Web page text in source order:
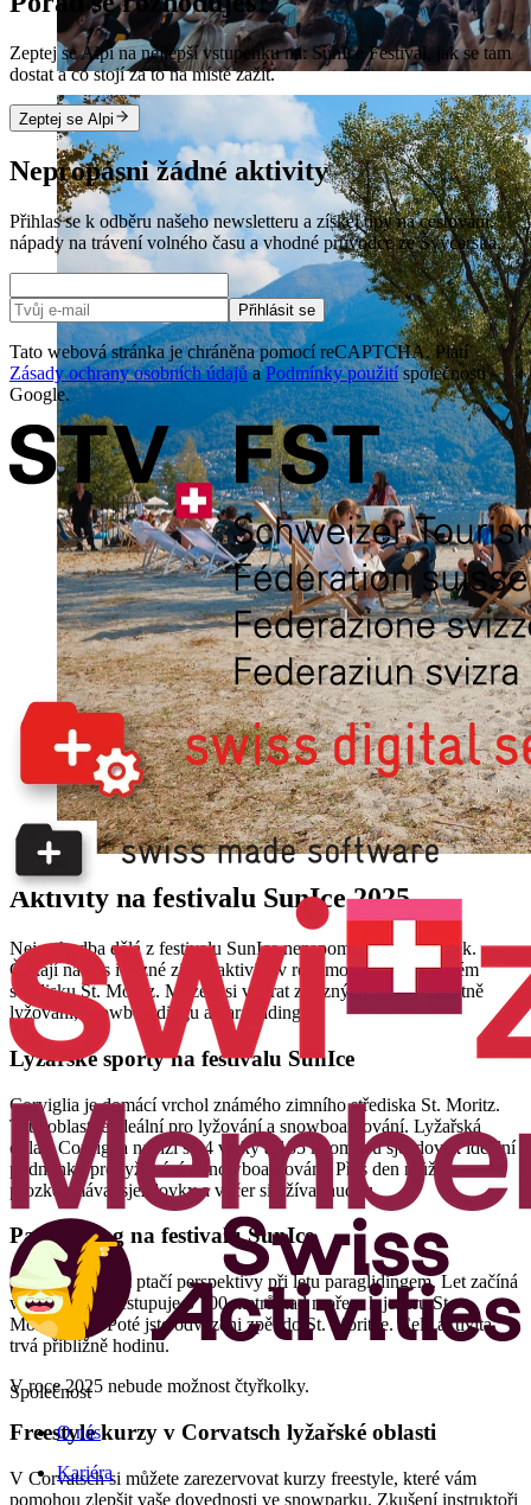
Aktivity na festivalu SunIce 2025
Nejen hudba dělá z festivalu SunIce nezapomenutelný zážitek.
Čekají na vás i různé zimní aktivity v renomovaném lyžařském
středisku St. Moritz. Můžete si vybrat z různých zážitků, včetně
lyžování, snowboardingu a paraglidingu.
Lyžařské sporty na festivalu SunIce
Corviglia je domácí vrchol známého zimního střediska St. Moritz.
Tato oblast je ideální pro lyžování a snowboardování. Lyžařská
oblast Corviglia nabízí s 24 vleky a 155 kilometrů sjezdovek ideální
podmínky pro lyžování a snowboardování. Přes den můžete
prozkoumávat sjezdovky a večer si užívat hudbu.
Paragliding na festivalu SunIce
Zažijte festival z ptačí perspektivy při letu paraglidingem. Let začíná
v Corviglia a sestupuje o 700 metrů nad mořem k jezeru St.
Moritzersee. Poté jste odvezeni zpět do St. Moritze. Celá aktivita
trvá přibližně hodinu.
V roce 2025 nebude možnost čtyřkolky.
Freestyle kurzy v Corvatsch lyžařské oblasti
V Corvatsch si můžete zarezervovat kurzy freestyle, které vám
pomohou zlepšit vaše dovednosti ve snowparku. Zkušení instruktoři
Zeptej se Alpi na nejlepší vstupenku na: SunIce Festival, jak se tam
dostat a co stojí za to na místě zažít.
Zeptej se Alpi
Nepropásni žádné aktivity
Přihlas se k odběru našeho newsletteru a získej tipy na cestování,
nápady na trávení volného času a vhodné průvodce ze Švýcarska.
Přihlásit se
Tato webová stránka je chráněna pomocí reCAPTCHA. Platí
Zásady ochrany osobních údajůaPodmínky použitíspolečnosti
Google.
Společnost
O nás
Kariéra